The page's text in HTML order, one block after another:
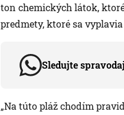
ton chemických látok,
predmety, ktoré sa
Sledujte
„Na túto pláž chodím